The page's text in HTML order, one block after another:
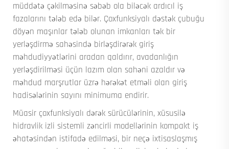
müddətə çəkilməsinə səbəb ola biləcək ardıcıl iş
fazalarını tələb edə bilər. Çoxfunksiyalı dəstək çubuğu
döyən maşınlar tələb olunan imkanları tək bir
yerləşdirmə sahəsində birləşdirərək giriş
məhdudiyyətlərini aradan qaldırır, avadanlığın
yerləşdirilməsi üçün lazım olan sahəni azaldır və
məhdud marşrutlar üzrə hərəkət etməli olan giriş
hadisələrinin sayını minimuma endirir.
Müasir çoxfunksiyalı dərək sürücülərinin, xüsusilə
hidravlik izli sistemli zəncirli modellərinin kompakt iş
əhatəsindən istifadə edilməsi, bir neçə ixtisaslaşmış